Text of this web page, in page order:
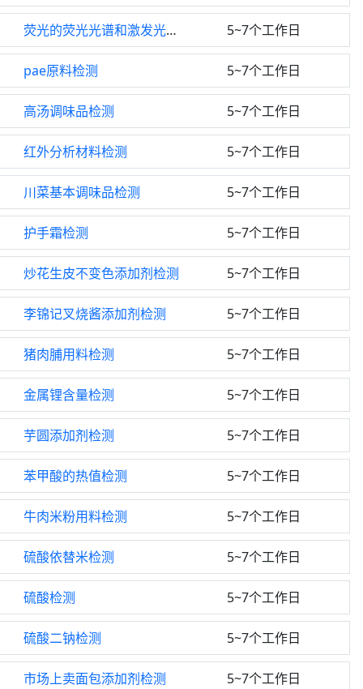
荧光的荧光光谱和激发光谱检测 5~7个工作日
pae原料检测 5~7个工作日
高汤调味品检测 5~7个工作日
红外分析材料检测 5~7个工作日
川菜基本调味品检测 5~7个工作日
护手霜检测 5~7个工作日
炒花生皮不变色添加剂检测 5~7个工作日
李锦记叉烧酱添加剂检测 5~7个工作日
猪肉脯用料检测 5~7个工作日
金属锂含量检测 5~7个工作日
芋圆添加剂检测 5~7个工作日
苯甲酸的热值检测 5~7个工作日
牛肉米粉用料检测 5~7个工作日
硫酸依替米检测 5~7个工作日
硫酸检测 5~7个工作日
硫酸二钠检测 5~7个工作日
市场上卖面包添加剂检测 5~7个工作日